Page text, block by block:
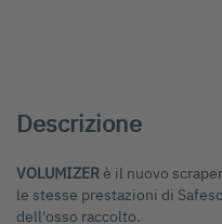
Descrizione
VOLUMIZERè il nuovo
le stesse prestazioni di
dell'osso raccolto.